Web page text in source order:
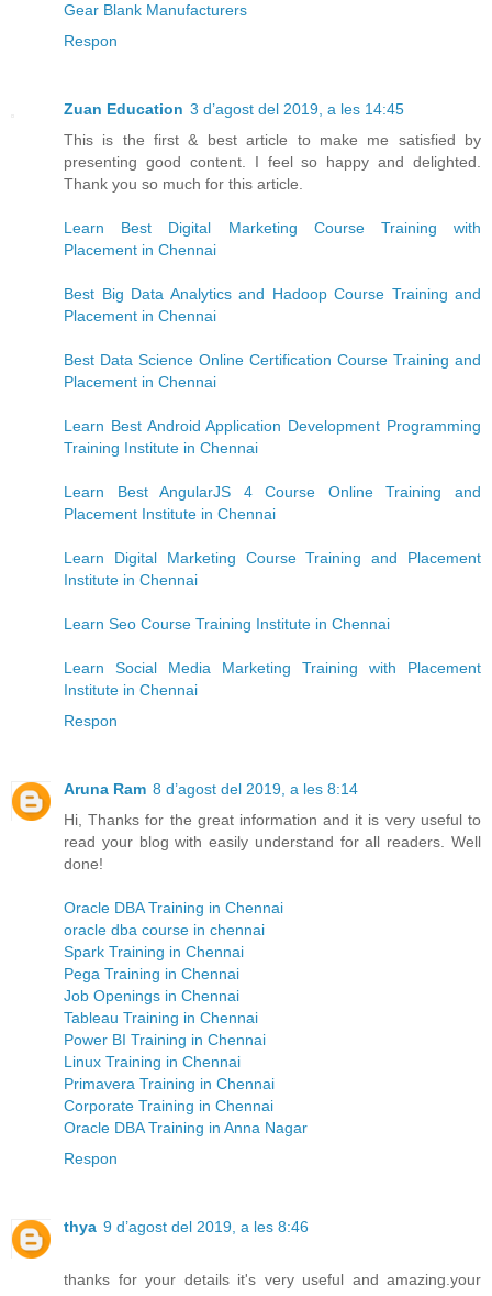
Gear Blank Manufacturers
Respon
Zuan Education 3 d’agost del 2019, a les 14:45
This is the first & best article to make me satisfied by
presenting good content. I feel so happy and delighted.
Thank you so much for this article.
Learn Best Digital Marketing Course Training with
Placement in Chennai
Best Big Data Analytics and Hadoop Course Training and
Placement in Chennai
Best Data Science Online Certification Course Training and
Placement in Chennai
Learn Best Android Application Development Programming
Training Institute in Chennai
Learn Best AngularJS 4 Course Online Training and
Placement Institute in Chennai
Learn Digital Marketing Course Training and Placement
Institute in Chennai
Learn Seo Course Training Institute in Chennai
Learn Social Media Marketing Training with Placement
Institute in Chennai
Respon
Aruna Ram 8 d’agost del 2019, a les 8:14
Hi, Thanks for the great information and it is very useful to
read your blog with easily understand for all readers. Well
done!
Oracle DBA Training in Chennai
oracle dba course in chennai
Spark Training in Chennai
Pega Training in Chennai
Job Openings in Chennai
Tableau Training in Chennai
Power BI Training in Chennai
Linux Training in Chennai
Primavera Training in Chennai
Corporate Training in Chennai
Oracle DBA Training in Anna Nagar
Respon
thya 9 d’agost del 2019, a les 8:46
thanks for your details it's very useful and amazing.your